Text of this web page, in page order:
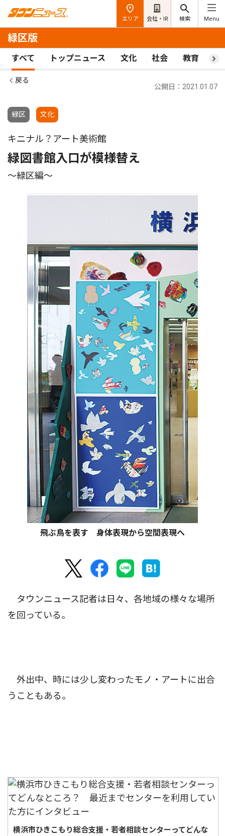
エリア 会社・IR 検索 Menu
緑区版
すべて トップニュース 文化 社会 教育 ス
戻る
緑区 文化
公開日：2021.01.07
キニナル？アート美術館
緑図書館入口が模様替え
〜緑区編〜
飛ぶ鳥を表す 身体表現から空間表現へ
タウンニュース記者は日々、各地域の様々な場所
を回っている。
外出中、時には少し変わったモノ・アートに出合
うこともある。
横浜市ひきこもり総合支援・若者相談センターってどんな